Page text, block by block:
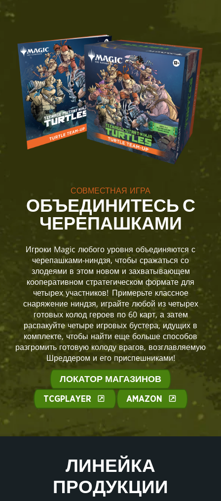
СОВМЕСТНАЯ ИГРА
ОБЪЕДИНИТЕСЬ С
ЧЕРЕПАШКАМИ
Игроки Magic любого уровня объединяются с
черепашками-ниндзя, чтобы сражаться со
злодеями в этом новом и захватывающем
кооперативном стратегическом формате для
четырех участников! Примерьте классное
снаряжение ниндзя, играйте любой из четырех
готовых колод героев по 60 карт, а затем
распакуйте четыре игровых бустера, идущих в
комплекте, чтобы найти еще больше способов
разгромить готовую колоду врагов, возглавляемую
Шреддером и его приспешниками!
ЛОКАТОР МАГАЗИНОВ
TCGPLAYER AMAZON
ЛИНЕЙКА
ПРОДУКЦИИ